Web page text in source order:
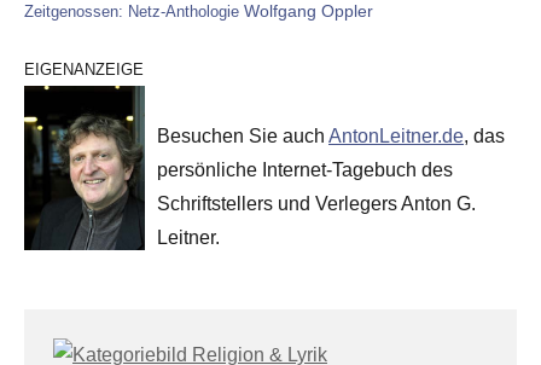
Zeitgenossen: Netz-Anthologie Wolfgang Oppler
EIGENANZEIGE
Besuchen Sie auch AntonLeitner.de, das
persönliche Internet-Tagebuch des
Schriftstellers und Verlegers Anton G.
Leitner.